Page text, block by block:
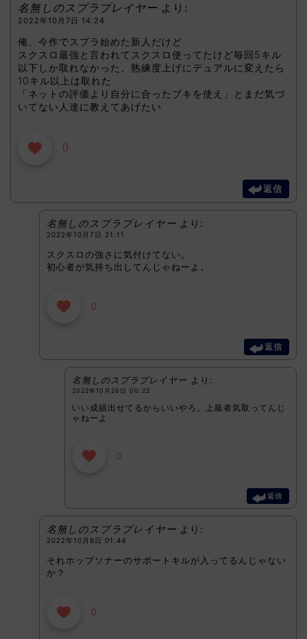
名無しのスプラプレイヤー より:
2022年10月7日 14:24
俺、今作でスプラ始めた新人だけど
スクスロ最強と言われてスクスロ使ってたけど毎回5キル
以下しか取れなかった、熟練度上げにデュアルに変えたら
10キル以上は取れた
「ネットの評価より自分に合ったブキを使え」とまだ気づ
いてない人達に教えてあげたい
0
返信
名無しのスプラプレイヤー より:
2022年10月7日 21:11
スクスロの強さに気付けてない。
初心者が気持ち出してんじゃねーよ。
0
返信
名無しのスプラプレイヤー より:
2022年10月26日 00:22
いい成績出せてるからいいやろ。上級者気取ってんじ
ゃねーよ
0
返信
名無しのスプラプレイヤー より:
2022年10月8日 01:44
それホップソナーのサポートキルが入ってるんじゃない
か？
0